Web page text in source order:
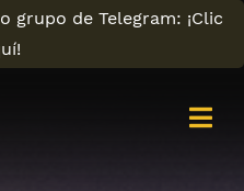
grupo de Telegram: ¡Clic